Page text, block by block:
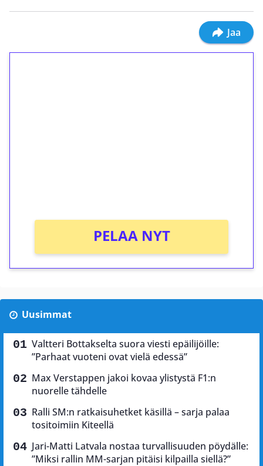
Jaa
PELAA NYT
Uusimmat
Valtteri Bottakselta suora viesti epäilijöille:
”Parhaat vuoteni ovat vielä edessä”
Max Verstappen jakoi kovaa ylistystä F1:n
nuorelle tähdelle
Ralli SM:n ratkaisuhetket käsillä – sarja palaa
tositoimiin Kiteellä
Jari-Matti Latvala nostaa turvallisuuden pöydälle:
”Miksi rallin MM-sarjan pitäisi kilpailla siellä?”